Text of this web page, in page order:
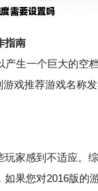
指南
生一个巨大的空
戏推荐游戏名称
感到不适应。
果您对2016版